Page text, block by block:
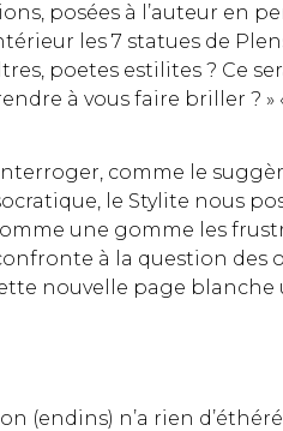
posées à l’auteur en
les 7 statues de
poetes estilites ? Ce
à vous faire briller ?
comme le
le Stylite nous
une gomme les
à la question des
nouvelle page blanche
(endins) n’a rien